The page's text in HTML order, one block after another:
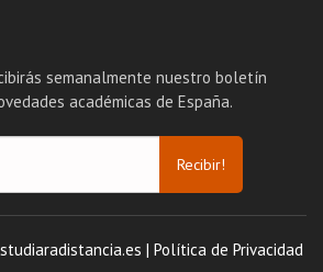
semanalmente nuestro boletín
académicas de España.
Recibir!
| Política de Privacidad